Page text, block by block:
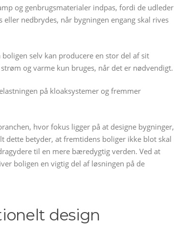
og genbrugsmaterialer indpas, fordi de udleder
nedbrydes, når bygningen engang skal rives
selv kan producere en stor del af sit
og varme kun bruges, når det er nødvendigt.
på kloaksystemer og fremmer
hvor fokus ligger på at designe bygninger,
dette betyder, at fremtidens boliger ikke blot skal
til en mere bæredygtig verden. Ved at
boligen en vigtig del af løsningen på de
design